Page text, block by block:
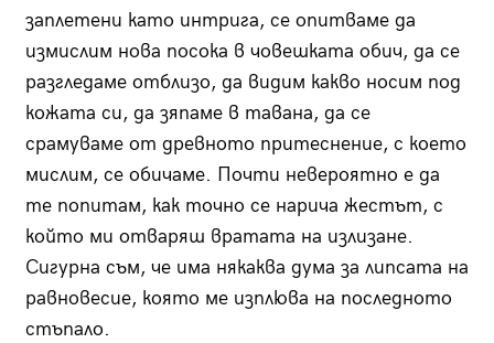
заплетени като интрига, се опитваме да
измислим нова посока в човешката обич, да се
разгледаме отблизо, да видим какво носим под
кожата си, да зяпаме в тавана, да се
срамуваме от древното притеснение, с което
мислим, се обичаме. Почти невероятно е да
те попитам, как точно се нарича жестът, с
който ми отваряш вратата на излизане.
Сигурна съм, че има някаква дума за липсата на
равновесие, която ме изплюва на последното
стъпало.